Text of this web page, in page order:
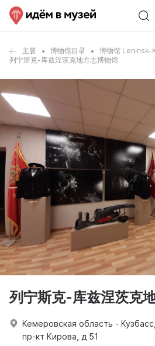
主要 博物馆目录
博物馆 Leninsk-
列宁斯克-库兹涅茨克地方志博物馆
列宁斯克-库兹涅茨克
Кемеровская область -
пр-кт Кирова, д 51